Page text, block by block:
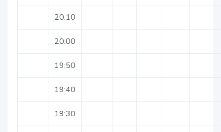
20:10
20:00
19:50
19:40
19:30